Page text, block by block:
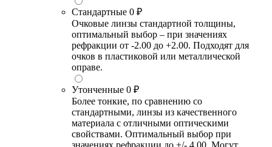
Стандартные 0 ₽
Очковые линзы стандартной толщины,
оптимальный выбор – при значениях
рефракции от -2.00 до +2.00. Подходят для
очков в пластиковой или металлической
оправе.
Утонченные 0 ₽
Более тонкие, по сравнению со
стандартными, линзы из качественного
материала с отличными оптическими
свойствами. Оптимальный выбор при
значениях рефракции до +/- 4.00. Могут